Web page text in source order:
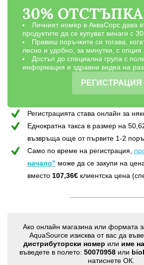
30% ОТСТЪПКА
Личният номер в АкваСорс дава
продуктите да се купуват винаги с
Правиш поръчките си тогава,
лесно и удобно, за минутки, с опция
Достъп до специална група с
информация и здравни видеа на
РЕГИСТРАЦИЯ
Регистрацията става онлайн за
Еднократна такса в размер на
възвръщa още от първите 1-2
Само по време на регистрация,
начало" може да се закупи на
вместо 107,36€ клиентска цена
Ако онлайн магазина или формата
AquaSource изисква от вас да
дистрибуторски номер или име
въведете в полето: 50070958 или
натиснете ОК.